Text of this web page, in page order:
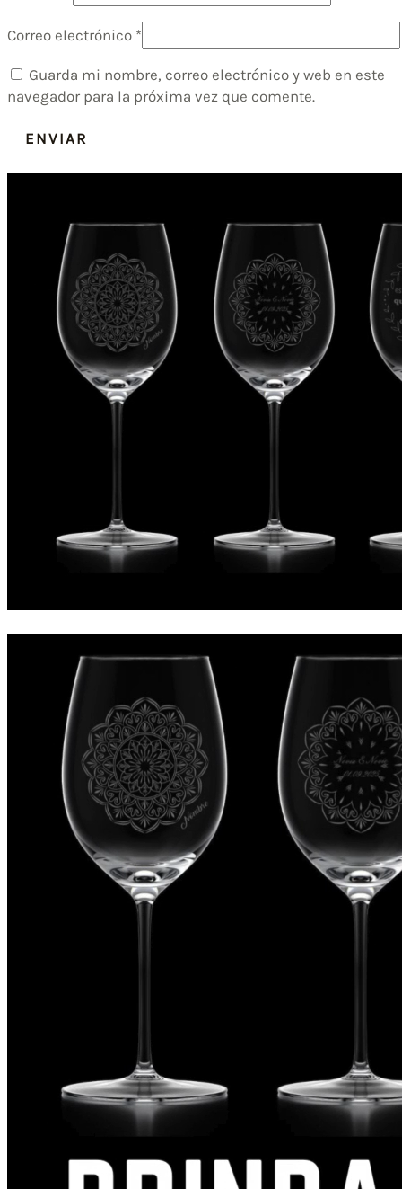
Correo electrónico *
Guarda mi nombre, correo electrónico y web en este
navegador para la próxima vez que comente.